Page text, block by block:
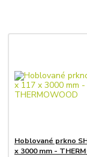
Hoblované prkno
x 3000 mm -